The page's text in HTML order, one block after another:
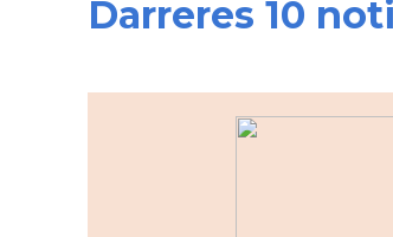
Darreres 10